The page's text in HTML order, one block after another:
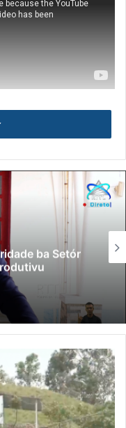
ba Setór